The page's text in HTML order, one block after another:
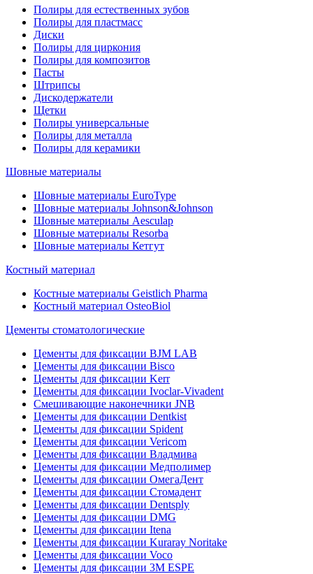
Полиры для естественных зубов
Полиры для пластмасс
Диски
Полиры для циркония
Полиры для композитов
Пасты
Штрипсы
Дискодержатели
Щетки
Полиры универсальные
Полиры для металла
Полиры для керамики
Шовные материалы
Шовные материалы EuroType
Шовные материалы Johnson&Johnson
Шовные материалы Aesculap
Шовные материалы Resorba
Шовные материалы Кетгут
Костный материал
Костные материалы Geistlich Pharma
Костный материал OsteoBiol
Цементы стоматологические
Цементы для фиксации BJM LAB
Цементы для фиксации Bisco
Цементы для фиксации Kerr
Цементы для фиксации Ivoclar-Vivadent
Смешивающие наконечники JNB
Цементы для фиксации Dentkist
Цементы для фиксации Spident
Цементы для фиксации Vericom
Цементы для фиксации Владмива
Цементы для фиксации Медполимер
Цементы для фиксации ОмегаДент
Цементы для фиксации Стомадент
Цементы для фиксации Dentsply
Цементы для фиксации DMG
Цементы для фиксации Itena
Цементы для фиксации Kuraray Noritake
Цементы для фиксации Voco
Цементы для фиксации 3M ESPE